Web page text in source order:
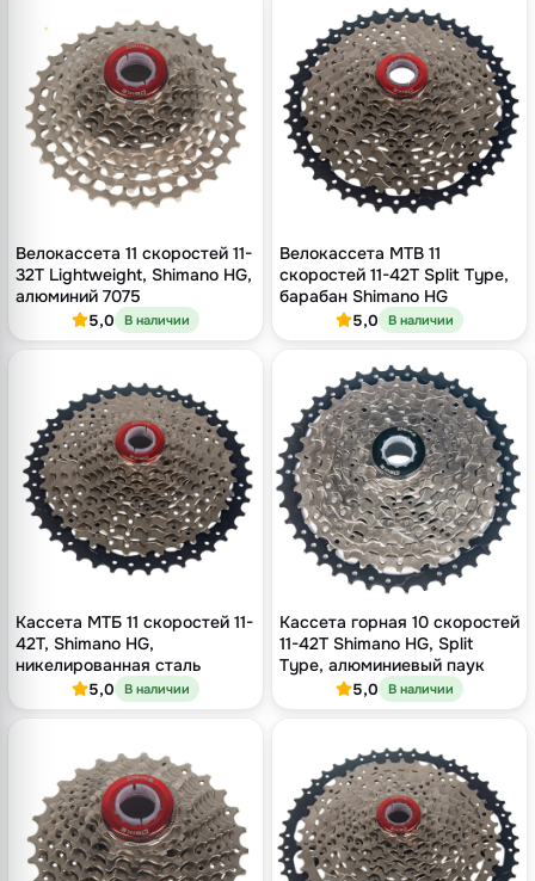
Велокассета 11 скоростей 11-
32T Lightweight, Shimano HG,
алюминий 7075
5,0 В наличии
Велокассета MTB 11
скоростей 11-42T Split Type,
барабан Shimano HG
5,0 В наличии
Кассета МТБ 11 скоростей 11-
42T, Shimano HG,
никелированная сталь
5,0 В наличии
Кассета горная 10 скоростей
11-42T Shimano HG, Split
Type, алюминиевый паук
5,0 В наличии